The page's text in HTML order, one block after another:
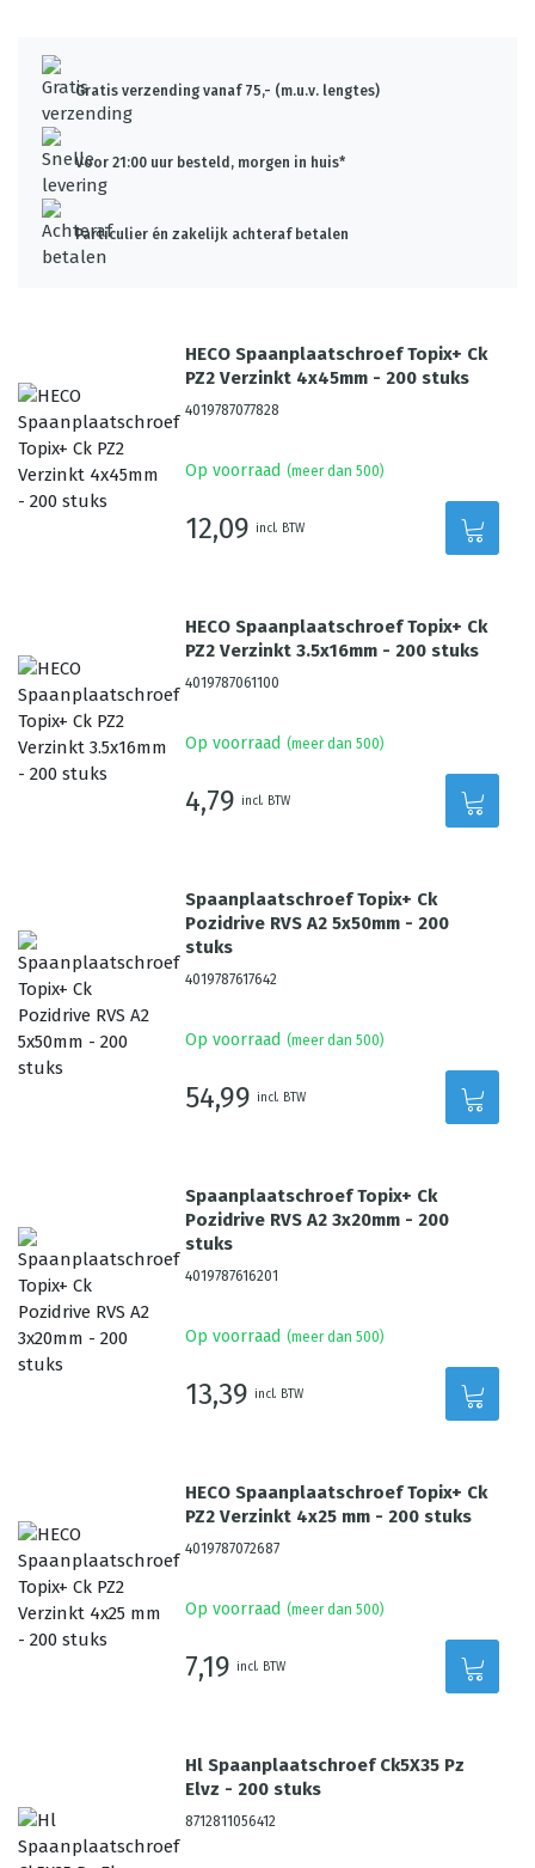
Gratis verzending vanaf 75,- (m.u.v. lengtes)
Voor 21:00 uur besteld, morgen in huis*
Particulier én zakelijk achteraf betalen
HECO Spaanplaatschroef Topix+ Ck
PZ2 Verzinkt 4x45mm - 200 stuks
4019787077828
Op voorraad (meer dan 500)
12,09 incl. BTW
HECO Spaanplaatschroef Topix+ Ck
PZ2 Verzinkt 3.5x16mm - 200 stuks
4019787061100
Op voorraad (meer dan 500)
4,79 incl. BTW
Spaanplaatschroef Topix+ Ck
Pozidrive RVS A2 5x50mm - 200
stuks
4019787617642
Op voorraad (meer dan 500)
54,99 incl. BTW
Spaanplaatschroef Topix+ Ck
Pozidrive RVS A2 3x20mm - 200
stuks
4019787616201
Op voorraad (meer dan 500)
13,39 incl. BTW
HECO Spaanplaatschroef Topix+ Ck
PZ2 Verzinkt 4x25 mm - 200 stuks
4019787072687
Op voorraad (meer dan 500)
7,19 incl. BTW
Hl Spaanplaatschroef Ck5X35 Pz
Elvz - 200 stuks
8712811056412